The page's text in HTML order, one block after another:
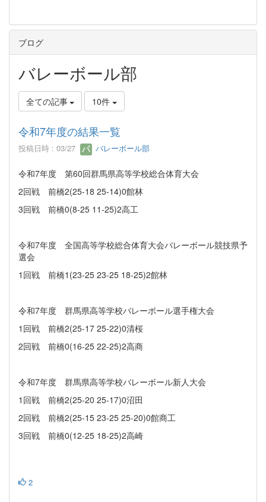
ブログ
バレーボール部
全ての記事 10件
令和7年度の結果一覧
投稿日時 : 03/27 バレーボール部
令和7年度 第60回群馬県高等学校総合体育大会
2回戦 前橋2(25-18 25-14)0館林
3回戦 前橋0(8-25 11-25)2高工
令和7年度 全国高等学校総合体育大会バレーボール競技県予
選会
1回戦 前橋1(23-25 23-25 18-25)2館林
令和7年度 群馬県高等学校バレーボール選手権大会
1回戦 前橋2(25-17 25-22)0清桜
2回戦 前橋0(16-25 22-25)2高商
令和7年度 群馬県高等学校バレーボール新人大会
1回戦 前橋2(25-20 25-17)0沼田
2回戦 前橋2(25-15 23-25 25-20)0館商工
3回戦 前橋0(12-25 18-25)2高崎
2